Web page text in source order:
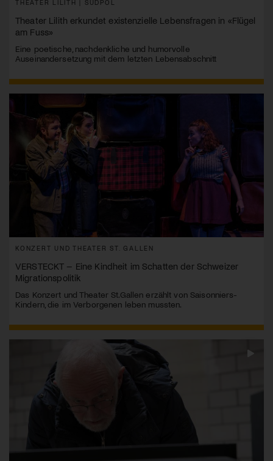
THEATER LILITH | SÜDPOL
Theater Lilith erkundet existenzielle Lebensfragen in «Flügel
am Fuss»
Eine poetische, nachdenkliche und humorvolle
Auseinandersetzung mit dem letzten Lebensabschnitt
KONZERT UND THEATER ST. GALLEN
VERSTECKT – Eine Kindheit im Schatten der Schweizer
Migrationspolitik
Das Konzert und Theater St.Gallen erzählt von Saisonniers-
Kindern, die im Verborgenen leben mussten.